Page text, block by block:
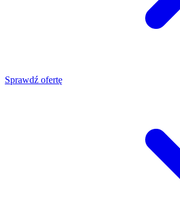
Sprawdź ofertę